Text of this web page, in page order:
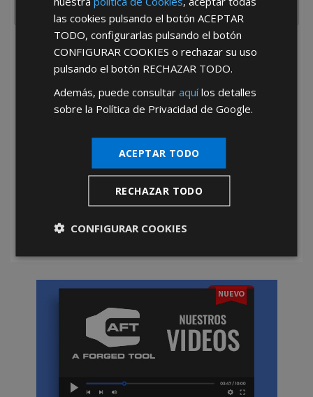
He leído y acepto laPolítica de Privacidad
*Abstenerse particulares, sólo venta a tiendas y empresas minoristas y
las cookies pulsando el botónACEPTAR
TODO, configurarlas pulsando el botón
CONFIGURAR COOKIES o rechazar su uso
pulsando el botón RECHAZAR TODO.
Además, puede consultaraquílos detalles
sobre la Política de Privacidad de Google.
ACEPTAR TODO
RECHAZAR TODO
CONFIGURAR COOKIES